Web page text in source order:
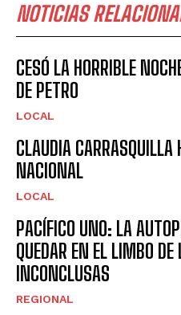
NOTICIAS
CESÓ LA HORRIBLE
DE PETRO
LOCAL
CLAUDIA CARRASQUILLA
NACIONAL
LOCAL
PACÍFICO UNO: LA
QUEDAR EN EL LIMBO DE
INCONCLUSAS
REGIONAL